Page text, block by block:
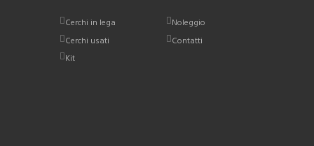
Cerchi in lega
Cerchi usati
Kit
Noleggio
Contatti